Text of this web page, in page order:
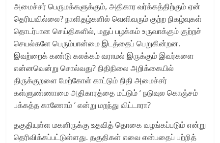
அமைச்சர் பெருமக்களுக்கும், அதிகார வர்க்கத்திற்கும் ஏன்
தெரியவில்லை? நாளிதழ்களில் வெளிவரும் குற்ற நிகழ்வுகள்
தொடர்பான செய்திகளில், மதுப் பழக்கம் உருவாக்கும் குற்றச்
செயல்களே பெரும்பான்மை இடத்தைப் பெறுகின்றன.
இவற்றைக் கண்டு கலக்கம் வராமல் இருக்கும் இவர்களை
என்னவென்று சொல்வது? நிதிநிலை அறிக்கையில்
திருக்குறளை மேற்கோள் காட்டும் நிதி அமைச்சர்
கள்ளுண்ணாமை அதிகாரத்தை மட்டும் ‘ நடுவுல கொஞ்சம்
பக்கத்த காணோம் ‘ என்று மறந்து விட்டாரா?
தகுதியுள்ள மகளிருக்கு உதவித் தொகை வழங்கப்படும் என்று
தெரிவிக்கப்பட்டுள்ளது. தகுதிகள் எவை என்பதைப் பற்றித்